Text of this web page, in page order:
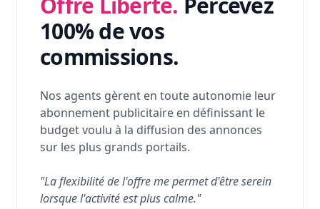
100% de vos
commissions.
Nos agents gèrent en toute autonomie leur
abonnement publicitaire en définissant le
budget voulu à la diffusion des annonces
sur les plus grands portails.
"La flexibilité de l'offre me permet d'être serein
lorsque l'activité est plus calme."